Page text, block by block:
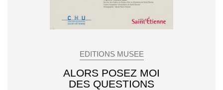
EDITIONS MUSEE
ALORS POSEZ MOI
DES QUESTIONS